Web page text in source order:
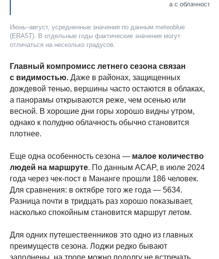
а с
Июнь–август, усредненные значения по данным meteoblue
(ERA5T). В отдельные годы фактические значения могут
отличаться на несколько градусов.
Главный компромисс летнего сезона связан
с видимостью. Даже в районах, защищенных
дождевой тенью, вершины часто остаются в облаках,
а панорамы открываются реже, чем осенью или
весной. В хорошие дни горы хорошо видны утром,
однако к полудню облачность обычно становится
плотнее.
Еще одна особенность сезона — малое количество
людей на маршруте. По данным ACAP, в июле 2024
года через чек-пост в Мананге прошли 186 человек.
Для сравнения: в октябре того же года — 5634.
Разница почти в тридцать раз хорошо показывает,
насколько спокойным становится маршрут летом.
Для одних путешественников это одно из главных
преимуществ сезона. Лоджи редко бывают